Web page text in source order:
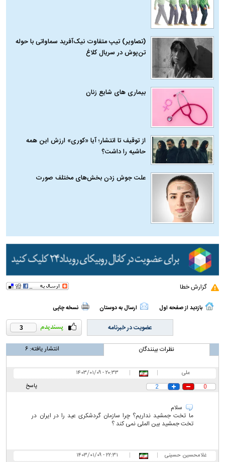
(تصاویر) تیپ متفاوت نیک‌آفرید سماواتی با حوله
تن‌پوش در سریال کلاغ
بیماری‌ های شایع زنان
از توقیف تا انتشار؛ آیا «کوری» ارزش این همه
حاشیه را داشت؟
علت جوش زدن بخش‌های مختلف صورت
گزارش خطا
بازدید از صفحه اول ارسال به دوستان نسخه چاپی
3 عضویت در خبرنامه
نظرات بینندگان انتشار یافته:۶
علی |
|
۲۰:۳۳ - ۱۴۰۳/۰۱/۰۹
پاسخ
0
2
سلام
ما تخت جمشید نداریم؟ چرا سازمان گردشکری عید را در ایران در
تخت جمشید بین الملی نمی کند ؟
غلامحسین حسینی
|
|
۲۲:۳۱ - ۱۴۰۳/۰۱/۰۹